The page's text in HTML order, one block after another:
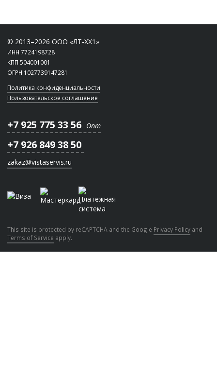
© 2013–2026 ООО «ЛТ-ХХ1»
ИНН 7724198728
КПП 504001001
ОГРН 1027739147281
Политика конфиденциальности
Пользовательское соглашение
+7 925 775 33 56 Опт
+7 926 849 38 50
zakaz@vistaservis.ru
This site is protected by reCAPTCHA and the Google Privacy Policy and
Terms of Service apply.